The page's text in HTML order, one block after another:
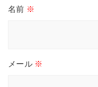
名前 ※
メール ※